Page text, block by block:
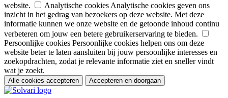
website.
Analytische cookies Analytische cookies geven ons
inzicht in het gedrag van bezoekers op deze website. Met deze
informatie kunnen we onze website en de getoonde inhoud continu
verbeteren om jouw een betere gebruikerservaring te bieden.
Persoonlijke cookies Persoonlijke cookies helpen ons om deze
website beter te laten aansluiten bij jouw persoonlijke interesses en
zoekopdrachten, zodat je relevante informatie ziet en sneller vindt
wat je zoekt.
Alle cookies accepteren Accepteren en doorgaan